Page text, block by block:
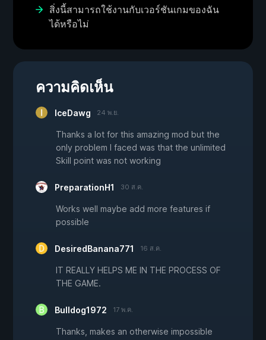
สิ่งนี้สามารถใช้งานกับเวอร์ชันเกมของฉัน
ได้หรือไม่
ความคิดเห็น
IceDawg 24 พ.ย.
Thanks a lot for this amazing mod but the
only problem I faced was that the unlimited
Skill point was not working
PreparationH1 30 ส.ค.
Works well maybe add more features if
possible
DesiredBanana771 16 ส.ค.
IT REALLY HELPS ME IN THE PROCESS OF
THE GAME.
Bulldog1972 17 พ.ค.
Thanks, makes an otherwise impossible